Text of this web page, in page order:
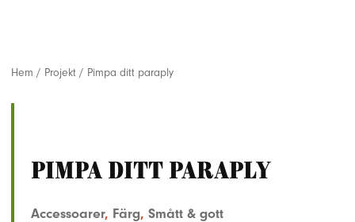
Hem / Projekt / Pimpa ditt paraply
Pimpa ditt paraply
Accessoarer, Färg, Smått & gott